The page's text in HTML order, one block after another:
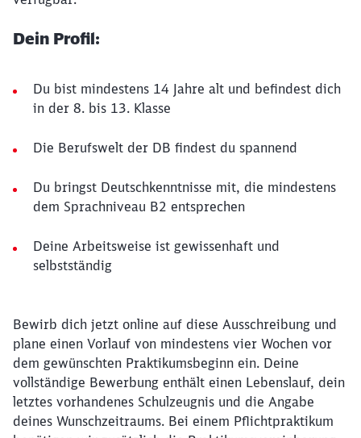
Dein Profil:
Du bist mindestens 14 Jahre alt und befindest dich
in der 8. bis 13. Klasse
Die Berufswelt der DB findest du spannend
Du bringst Deutschkenntnisse mit, die mindestens
dem Sprachniveau B2 entsprechen
Deine Arbeitsweise ist gewissenhaft und
selbstständig
Bewirb dich jetzt online auf diese Ausschreibung und
plane einen Vorlauf von mindestens vier Wochen vor
dem gewünschten Praktikumsbeginn ein. Deine
vollständige Bewerbung enthält einen Lebenslauf, dein
letztes vorhandenes Schulzeugnis und die Angabe
deines Wunschzeitraums. Bei einem Pflichtpraktikum